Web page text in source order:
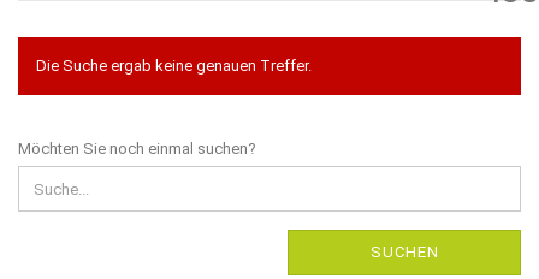
Die Suche ergab keine genauen Treffer.
MÖCHTEN
SIE
NOCH
EINMAL
Möchten Sie noch einmal suchen?
SUCHEN